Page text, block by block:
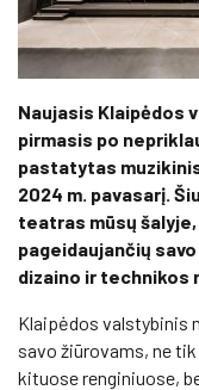
Naujasis Klaipėdos
pirmasis po
pastatytas
2024 m. pavasarį.
teatras mūsų
pageidaujančių
dizaino ir technikos
Klaipėdos valstybinis
savo žiūrovams, ne
kituose renginiuose,